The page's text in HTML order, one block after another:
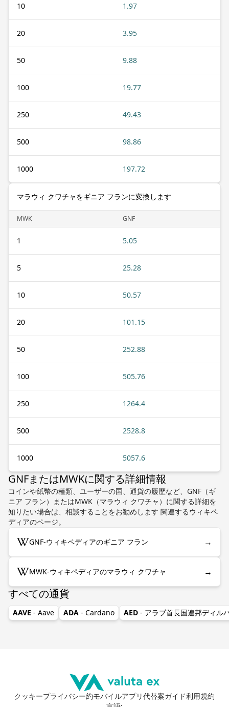
10 1.97
20 3.95
50 9.88
100 19.77
250 49.43
500 98.86
1000 197.72
マラウィ クワチャをギニア フランに変換します
MWK GNF
1 5.05
5 25.28
10 50.57
20 101.15
50 252.88
100 505.76
250 1264.4
500 2528.8
1000 5057.6
GNFまたはMWKに関する詳細情報
コインや紙幣の種類、ユーザーの国、通貨の履歴など、GNF（ギ
ニア フラン）またはMWK（マラウィ クワチャ）に関する詳細を
知りたい場合は、相談することをお勧めします 関連するウィキペ
ディアのページ。
GNF-ウィキペディアのギニア フラン →
MWK-ウィキペディアのマラウィ クワチャ →
すべての通貨
AAVE - Aave ADA - Cardano AED - アラブ首長国連邦ディル
クッキープライバシー約モバイルアプリ代替案ガイド利用規約